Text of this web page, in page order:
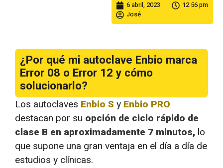
6 abril, 2023
12:56 pm
José
¿Por qué mi autoclave Enbio marca
Error 08 o Error 12 y cómo
solucionarlo?
Los autoclaves Enbio S y Enbio PRO
destacan por su opción de ciclo rápido de
clase B en aproximadamente 7 minutos, lo
que supone una gran ventaja en el día a día de
estudios y clínicas.